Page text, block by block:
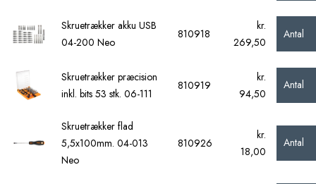
Skruetrækker akku USB
04-200 Neo
810918
kr.
269,50
Antal
Skruetrækker præcision
inkl. bits 53 stk. 06-111
810919
kr.
94,50
Antal
Skruetrækker flad
5,5x100mm. 04-013
Neo
810926
kr.
18,00
Antal